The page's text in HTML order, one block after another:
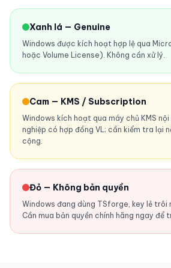
Xanh lá — Genuine
Windows được kích hoạt hợp lệ qua
hoặc Volume License). Không cần xử lý.
Cam — KMS / Subscription
Windows kích hoạt qua máy chủ KMS nội
nghiệp có hợp đồng VL; cần kiểm tra lại
cộng.
Đỏ — Không bản quyền
Windows đang dùng TSforge, key lẻ
Cần mua bản quyền chính hãng ngay để